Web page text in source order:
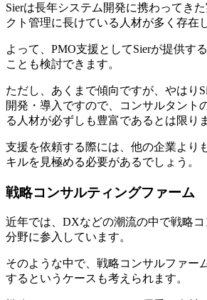
Sierは長年システム開発に携わってき
クト管理に長けている人材が多く存在
よって、PMO支援としてSierが提供す
ことも検討できます。
ただし、あくまで傾向ですが、やはり
開発・導入ですので、コンサルタント
る人材が必ずしも豊富であるとは限り
支援を依頼する際には、他の企業より
キルを見極める必要があるでしょう。
戦略コンサルティングファーム
近年では、DXなどの潮流の中で戦略
分野に参入しています。
そのような中で、戦略コンサルファー
するというケースも考えられます。